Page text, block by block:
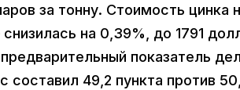
за тонну. Стоимость цинка
на 0,39%, до 1791
показатель
49,2 пункта против